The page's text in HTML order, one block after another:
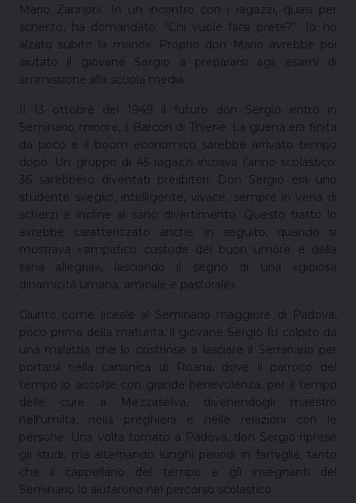
Mario Zannoni. In un incontro con i ragazzi, quasi per
scherzo, ha domandato: “Chi vuole farsi prete?”. Io ho
alzato subito la mano». Proprio don Mario avrebbe poi
aiutato il giovane Sergio a prepararsi agli esami di
ammissione alla scuola media.
Il 13 ottobre del 1949 il futuro don Sergio entrò in
Seminario minore, il Barcon di Thiene. La guerra era finita
da poco e il boom economico sarebbe arrivato tempo
dopo. Un gruppo di 45 ragazzi iniziava l’anno scolastico:
36 sarebbero diventati presbiteri. Don Sergio era uno
studente sveglio, intelligente, vivace, sempre in vena di
scherzi e incline al sano divertimento. Questo tratto lo
avrebbe caratterizzato anche in seguito, quando si
mostrava «simpatico custode del buon umore e della
sana allegria», lasciando il segno di una «gioiosa
dinamicità umana, amicale e pastorale».
Giunto come liceale al Seminario maggiore di Padova,
poco prima della maturità, il giovane Sergio fu colpito da
una malattia che lo costrinse a lasciare il Seminario per
portarsi nella canonica di Roana, dove il parroco del
tempo lo accolse con grande benevolenza, per il tempo
delle cure a Mezzaselva, divenendogli maestro
nell’umiltà, nella preghiera e nelle relazioni con le
persone. Una volta tornato a Padova, don Sergio riprese
gli studi, ma alternando lunghi periodi in famiglia, tanto
che il cappellano del tempo e gli insegnanti del
Seminario lo aiutarono nel percorso scolastico.